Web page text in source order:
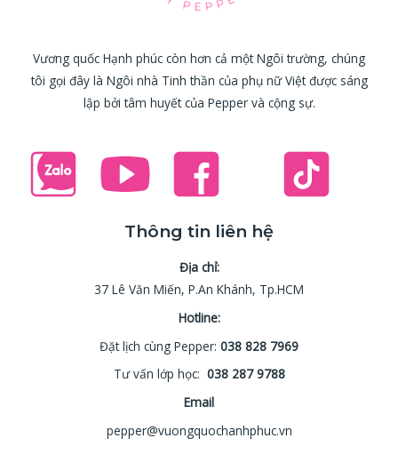
Vương quốc Hạnh phúc còn hơn cả một Ngôi trường, chúng
tôi gọi đây là Ngôi nhà Tinh thần của phụ nữ Việt được sáng
lập bởi tâm huyết của Pepper và cộng sự.
Thông tin liên hệ
Địa chỉ:
37 Lê Văn Miến, P.An Khánh, Tp.HCM
Hotline:
Đặt lịch cùng Pepper: 038 828 7969
Tư vấn lớp học: 038 287 9788
Email
pepper@vuongquochanhphuc.vn